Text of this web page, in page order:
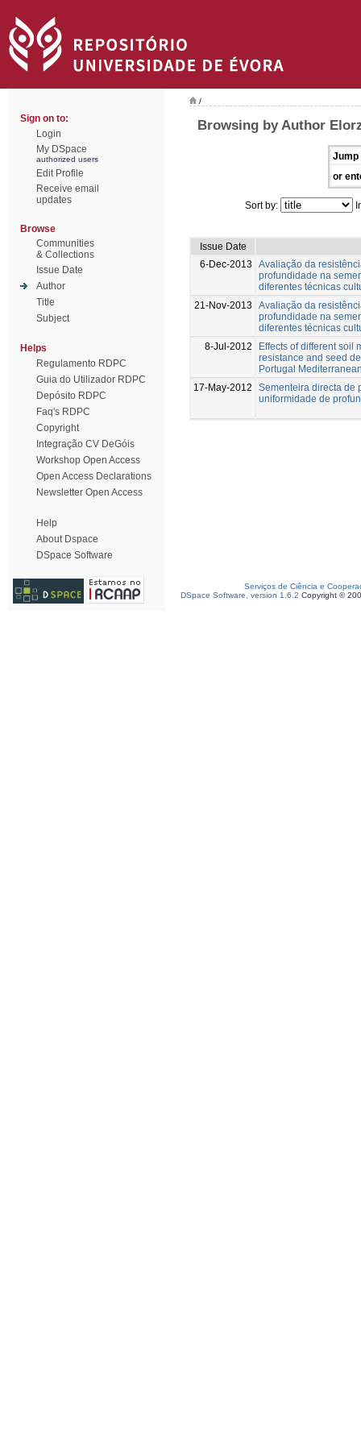
Sign on to:
Login
My DSpace
authorized users
Edit Profile
Receive email
updates
Browse
Communities
& Collections
Issue Date
Author
Title
Subject
Helps
Regulamento RDPC
Guia do Utilizador RDPC
Depósito RDPC
Faq's RDPC
Copyright
Integração CV DeGóis
Workshop Open Access
Open Access Declarations
Newsletter Open Access
Help
About Dspace
DSpace Software
/
Browsing by Author
Jump
or
Sort by:
Issue Date
6-Dec-2013
Avaliação da
profundidade na
diferentes técnicas
21-Nov-2013
Avaliação da
profundidade na
diferentes técnicas
8-Jul-2012
Effects of different soil
resistance and seed
Portugal
17-May-2012
Sementeira directa de
uniformidade de
Serviços de Ciência e
DSpace Software, version 1.6.2 Copyright ©